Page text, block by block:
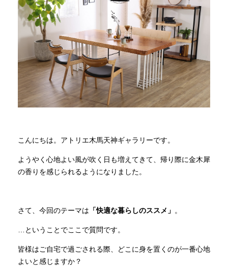
商品情報
直営店
イベント
全商品一覧
こんにちは。アトリエ木馬天神ギャラリーです。
ようやく心地よい風が吹く日も増えてきて、帰り際に金木犀
の香りを感じられるようになりました。
さて、今回のテーマは 「快適な暮らしのススメ」 。
…ということでここで質問です。
皆様はご自宅で過ごされる際、どこに身を置くのが一番心地
よいと感じますか？